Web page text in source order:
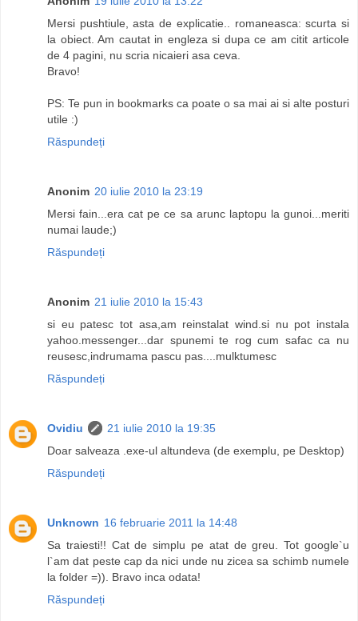
Mersi pushtiule, asta de explicatie.. romaneasca: scurta si
la obiect. Am cautat in engleza si dupa ce am citit articole
de 4 pagini, nu scria nicaieri asa ceva.
Bravo!
PS: Te pun in bookmarks ca poate o sa mai ai si alte posturi
utile :)
Răspundeți
Anonim 20 iulie 2010 la 23:19
Mersi fain...era cat pe ce sa arunc laptopu la gunoi...meriti
numai laude;)
Răspundeți
Anonim 21 iulie 2010 la 15:43
si eu patesc tot asa,am reinstalat wind.si nu pot instala
yahoo.messenger...dar spunemi te rog cum safac ca nu
reusesc,indrumama pascu pas....mulktumesc
Răspundeți
Ovidiu
21 iulie 2010 la 19:35
Doar salveaza .exe-ul altundeva (de exemplu, pe Desktop)
Răspundeți
Unknown 16 februarie 2011 la 14:48
Sa traiesti!! Cat de simplu pe atat de greu. Tot google`u
l`am dat peste cap da nici unde nu zicea sa schimb numele
la folder =)). Bravo inca odata!
Răspundeți